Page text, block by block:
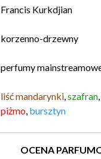
Francis Kurkdjian
korzenno-drzewny
perfumy
liść mandarynki,szafran,
piżmo, bursztyn
OCENA